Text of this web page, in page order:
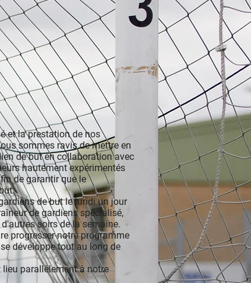
et la prestation de nos
sommes ravis de mettre en
de but en collaboration avec
hautement expérimentés
de garantir que le
de but le lundi un jour
de gardiens spécialisé,
soirs de la semaine.
progresser notre programme
développe tout au long de
parallèlement à notre